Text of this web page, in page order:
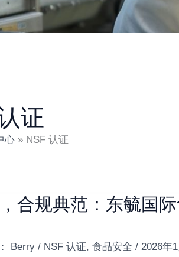
证
心 NSF 认证
合规典范：东毓国
Berry / NSF 认证, 食品安全 / 2026年